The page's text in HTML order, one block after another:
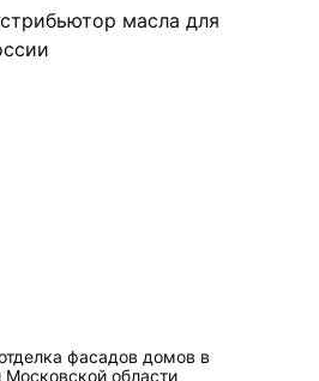
фасадов домов в
области